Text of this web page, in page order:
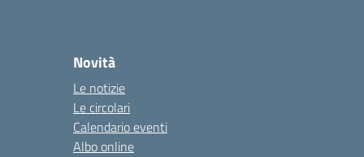
Novità
Le notizie
Le circolari
Calendario eventi
Albo online